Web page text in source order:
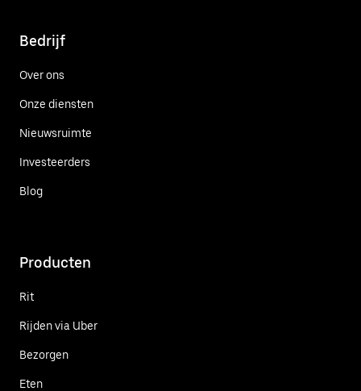
Bedrijf
Over ons
Onze diensten
Nieuwsruimte
Investeerders
Blog
Producten
Rit
Rijden via Uber
Bezorgen
Eten